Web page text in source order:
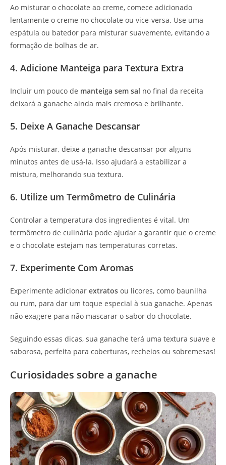
Ao misturar o chocolate ao creme, comece adicionado
lentamente o creme no chocolate ou vice-versa. Use uma
espátula ou batedor para misturar suavemente, evitando a
formação de bolhas de ar.
4. Adicione Manteiga para Textura Extra
Incluir um pouco de manteiga sem sal no final da receita
deixará a ganache ainda mais cremosa e brilhante.
5. Deixe A Ganache Descansar
Após misturar, deixe a ganache descansar por alguns
minutos antes de usá-la. Isso ajudará a estabilizar a
mistura, melhorando sua textura.
6. Utilize um Termômetro de Culinária
Controlar a temperatura dos ingredientes é vital. Um
termômetro de culinária pode ajudar a garantir que o creme
e o chocolate estejam nas temperaturas corretas.
7. Experimente Com Aromas
Experimente adicionar extratos ou licores, como baunilha
ou rum, para dar um toque especial à sua ganache. Apenas
não exagere para não mascarar o sabor do chocolate.
Seguindo essas dicas, sua ganache terá uma textura suave e
saborosa, perfeita para coberturas, recheios ou sobremesas!
Curiosidades sobre a ganache